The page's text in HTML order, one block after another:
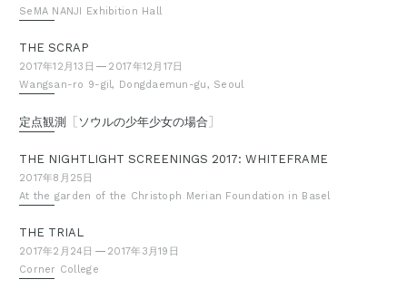
SeMA NANJI Exhibition Hall
THE SCRAP
2017年12月13日
2017年12月17日
Wangsan-ro 9-gil, Dongdaemun-gu, Seoul
定点観測 ［ ソウルの少年少女の場合］
THE NIGHTLIGHT SCREENINGS 2017: WHITEFRAME
2017年8月25日
At the garden of the Christoph Merian Foundation in Basel
THE TRIAL
2017年2月24日
2017年3月19日
Corner College